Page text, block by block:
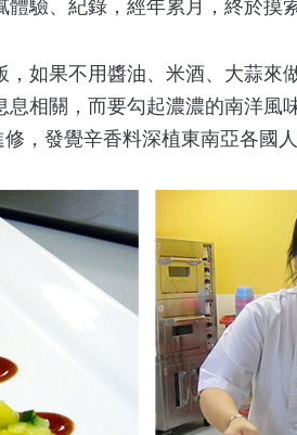
驗、紀錄，經年累月，終於摸
果不用醬油、米酒、大蒜來
息相關，而要勾起濃濃的南洋風
，發覺辛香料深植東南亞各國